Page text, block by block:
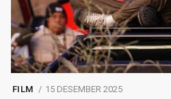
FILM 15 DESEMBER 2025